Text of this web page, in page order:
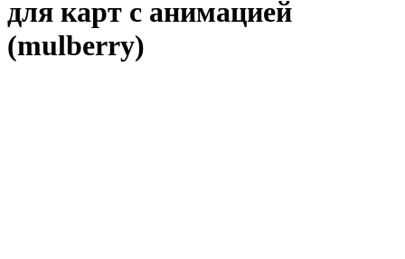
для карт с анимацией
(mulberry)